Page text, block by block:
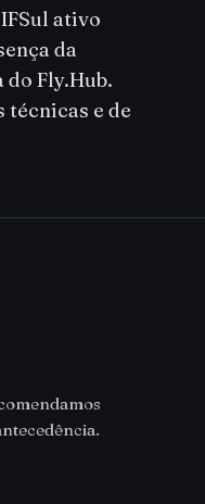
ativo
da
do Fly.Hub.
e de